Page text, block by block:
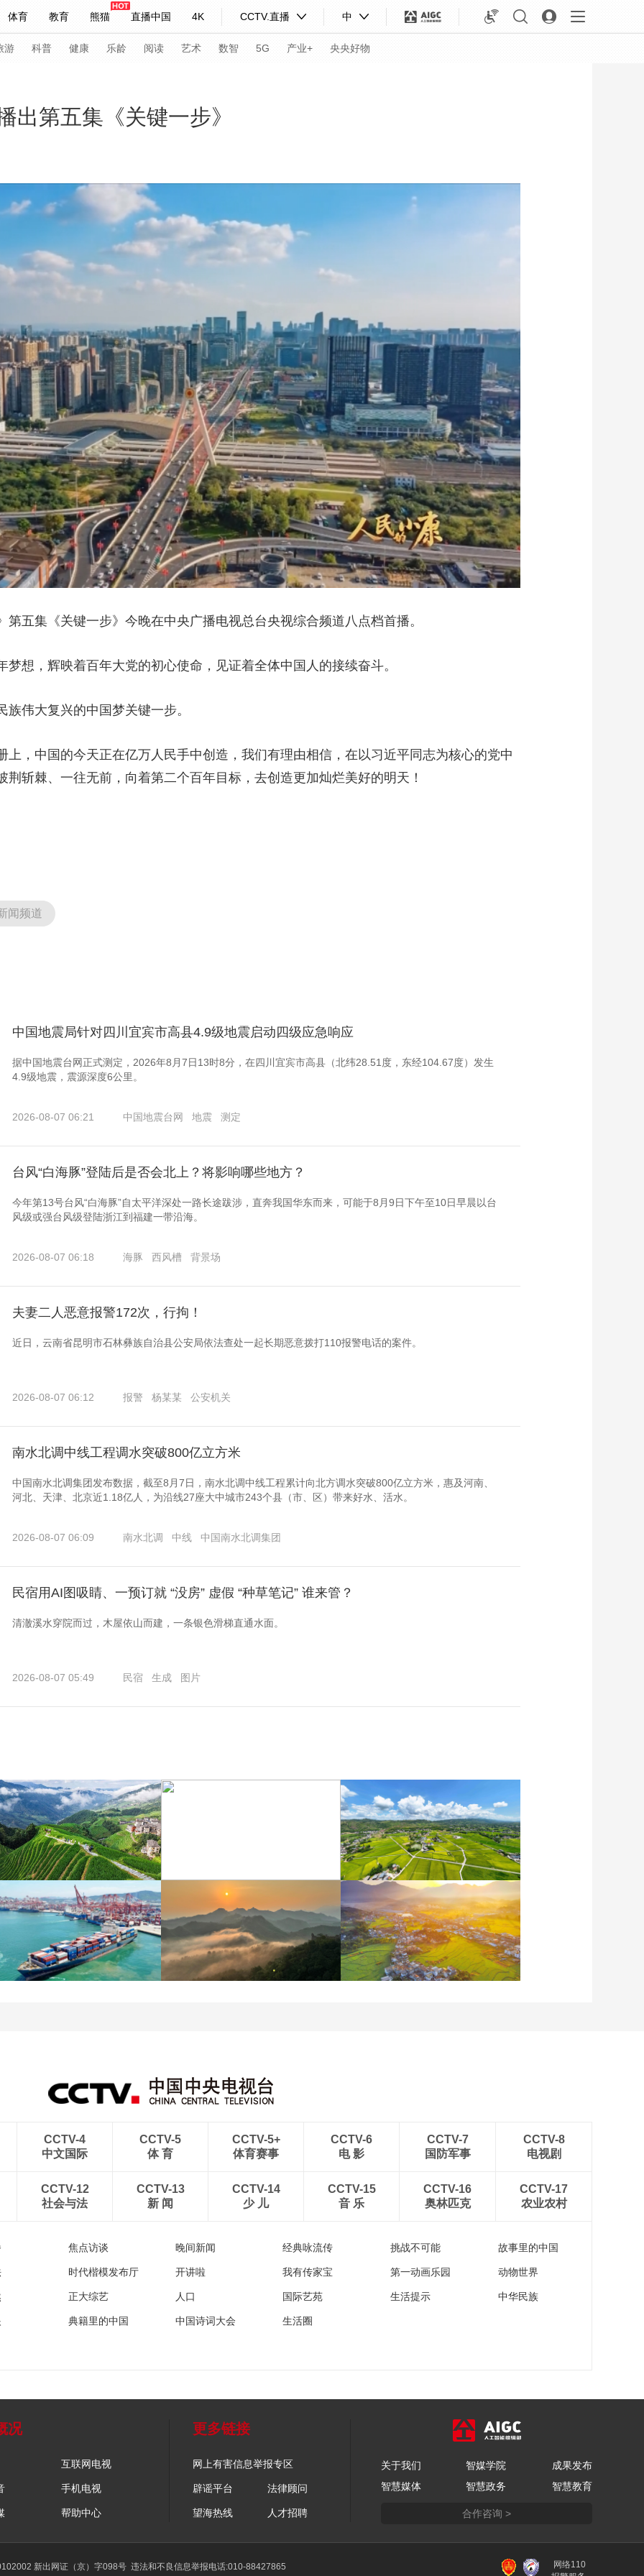
体育 教育 熊猫 直播中国 4K CCTV.直播 中
妙语 热解读 天天学习
持人 下载央视影音
游 科普 健康 乐龄 阅读 艺术 数智 5G 产业+ 央央好物
央视快评 央视网评
4K专区 全景新闻
入列 人生第一次 人生第二次
会 中超 国足
央博 非遗 文化 旅游 科普 健康 乐龄 阅读 艺术 汽车 数智 5G 产业+
云起 超级工厂 智敬中国 全民健康 颜选攻略 海洋 时尚 天气 网展 央央好物
热播榜 总台企业白名单
出第五集《关键一步》
集《关键一步》今晚在中央广播电视总台央视综合频道八点档首播。
，辉映着百年大党的初心使命，见证着全体中国人的接续奋斗。
大复兴的中国梦关键一步。
中国的今天正在亿万人民手中创造，我们有理由相信，在以习近平同志为核心的党中
斩棘、一往无前，向着第二个百年目标，去创造更加灿烂美好的明天！
闻频道
中国地震局针对四川宜宾市高县4.9级地震启动四级应急响应
据中国地震台网正式测定，2026年8月7日13时8分，在四川宜宾市高县（北纬28.51度，东经104.67度）发生
4.9级地震，震源深度6公里。
2026-08-07 06:21 中国地震台网 地震 测定
台风“白海豚”登陆后是否会北上？将影响哪些地方？
今年第13号台风“白海豚”自太平洋深处一路长途跋涉，直奔我国华东而来，可能于8月9日下午至10日早晨以台
风级或强台风级登陆浙江到福建一带沿海。
2026-08-07 06:18 海豚 西风槽 背景场
夫妻二人恶意报警172次，行拘！
近日，云南省昆明市石林彝族自治县公安局依法查处一起长期恶意拨打110报警电话的案件。
2026-08-07 06:12 报警 杨某某 公安机关
南水北调中线工程调水突破800亿立方米
中国南水北调集团发布数据，截至8月7日，南水北调中线工程累计向北方调水突破800亿立方米，惠及河南、
河北、天津、北京近1.18亿人，为沿线27座大中城市243个县（市、区）带来好水、活水。
2026-08-07 06:09 南水北调 中线 中国南水北调集团
民宿用AI图吸睛、一预订就 “没房” 虚假 “种草笔记” 谁来管？
清澈溪水穿院而过，木屋依山而建，一条银色滑梯直通水面。
2026-08-07 05:49 民宿 生成 图片
期出游 乐享美好时光
江苏泗洪：洪泽湖湿地白
鹭嬉戏
重庆梁平：优质水稻丰收
在望
CCTV-4
中文国际
CCTV-5
体 育
CCTV-5+
体育赛事
CCTV-6
电 影
CCTV-7
国防军事
CCTV-8
电视剧
CCTV-12
社会与法
CCTV-13
新 闻
CCTV-14
少 儿
CCTV-15
音 乐
CCTV-16
奥林匹克
CCTV-17
农业农村
焦点访谈 晚间新闻 经典咏流传 挑战不可能 故事里的中国
时代楷模发布厅 开讲啦 我有传家宝 第一动画乐园 动物世界
正大综艺 人口 国际艺苑 生活提示 中华民族
典籍里的中国 中国诗词大会 生活圈
况
互联网电视
手机电视
帮助中心
更多链接
网上有害信息举报专区
辟谣平台 法律顾问
望海热线 人才招聘
关于我们 智媒学院
成果发布
智慧媒体
智慧政务 智慧教育
合作咨询 >
新出网证（京）字098号 违法和不良信息举报电话:010-88427865
网络110